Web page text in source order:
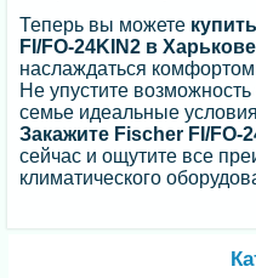
Теперь вы можете
FI/FO-24KIN2 в Харькове
наслаждаться
Не упустите
семье идеальные
Закажите Fischer FI/FO-
сейчас и ощутите все
климатического